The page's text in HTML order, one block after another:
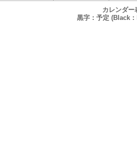
カレンダー
黒字：予定 (Black